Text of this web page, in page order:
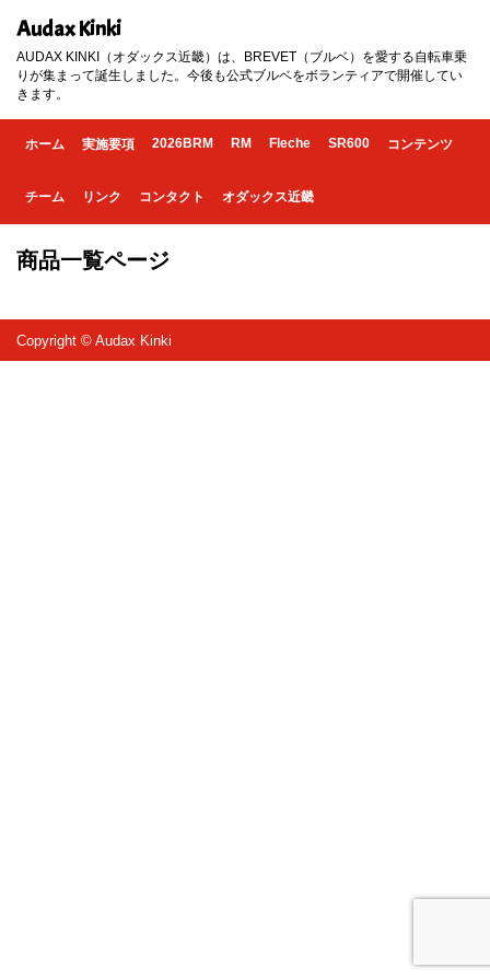
Audax Kinki
AUDAX KINKI（オダックス近畿）は、BREVET（ブルベ）を愛する自転車乗
りが集まって誕生しました。今後も公式ブルベをボランティアで開催してい
きます。
ホーム 実施要項 2026BRM RM Fleche SR600 コンテンツ
チーム リンク コンタクト オダックス近畿
商品一覧ページ
Copyright © Audax Kinki